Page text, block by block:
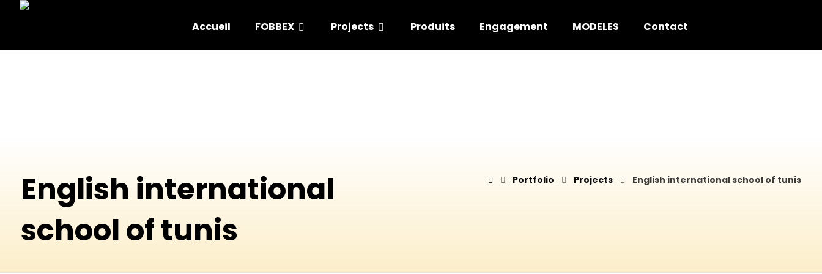
Accueil FOBBEX Projects Produits Engagement MODELES Contact
English international
school of tunis
Portfolio Projects English international school of tunis